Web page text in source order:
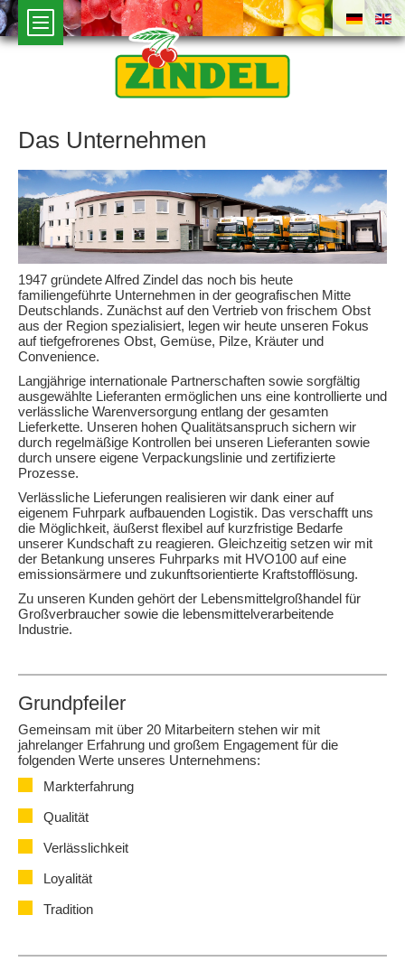
Das Unternehmen
1947 gründete Alfred Zindel das noch bis heute
familiengeführte Unternehmen in der geografischen Mitte
Deutschlands. Zunächst auf den Vertrieb von frischem Obst
aus der Region spezialisiert, legen wir heute unseren Fokus
auf tiefgefrorenes Obst, Gemüse, Pilze, Kräuter und
Convenience.
Langjährige internationale Partnerschaften sowie sorgfältig
ausgewählte Lieferanten ermöglichen uns eine kontrollierte und
verlässliche Warenversorgung entlang der gesamten
Lieferkette. Unseren hohen Qualitätsanspruch sichern wir
durch regelmäßige Kontrollen bei unseren Lieferanten sowie
durch unsere eigene Verpackungslinie und zertifizierte
Prozesse.
Verlässliche Lieferungen realisieren wir dank einer auf
eigenem Fuhrpark aufbauenden Logistik. Das verschafft uns
die Möglichkeit, äußerst flexibel auf kurzfristige Bedarfe
unserer Kundschaft zu reagieren. Gleichzeitig setzen wir mit
der Betankung unseres Fuhrparks mit HVO100 auf eine
emissionsärmere und zukunftsorientierte Kraftstofflösung.
Zu unseren Kunden gehört der Lebensmittelgroßhandel für
Großverbraucher sowie die lebensmittelverarbeitende
Industrie.
Grundpfeiler
Gemeinsam mit über 20 Mitarbeitern stehen wir mit
jahrelanger Erfahrung und großem Engagement für die
folgenden Werte unseres Unternehmens:
Markterfahrung
Qualität
Verlässlichkeit
Loyalität
Tradition